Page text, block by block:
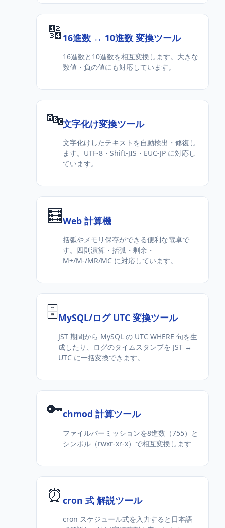
🔢 16進数 ↔ 10進数 変換ツール
16進数と10進数を相互変換します。大きな
数値・負の値にも対応しています。
🔤文字化け変換ツール
文字化けしたテキストを自動検出・修復し
ます。UTF-8・Shift-JIS・EUC-JP に対応し
ています。
🧮Web 計算機
括弧やメモリ保存ができる便利な電卓で
す。四則演算・括弧・剰余・
M+/M-/MR/MC に対応しています。
🗄️MySQL/ログ UTC 変換ツール
JST 期間から MySQL の UTC WHERE 句を生
成したり、ログのタイムスタンプを JST ↔
UTC に一括変換できます。
🔑chmod 計算ツール
ファイルパーミッションを8進数（755）と
シンボル（rwxr-xr-x）で相互変換します
⏰ cron 式 解説ツール
cron スケジュール式を入力すると日本語